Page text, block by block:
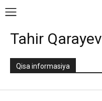
Tahir Qarayev
Qisa informasiya